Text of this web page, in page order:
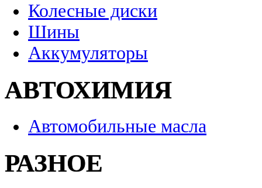
Колесные диски
Шины
Аккумуляторы
АВТОХИМИЯ
Автомобильные масла
РАЗНОЕ